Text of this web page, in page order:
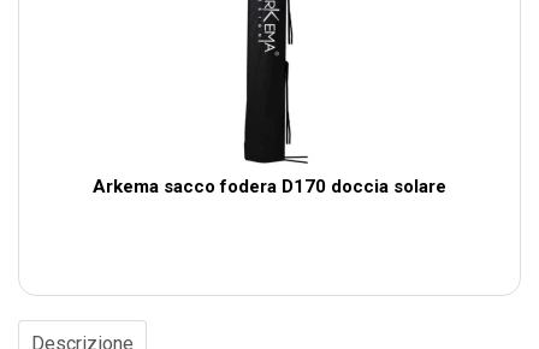
Arkema sacco fodera D170 doccia solare
Descrizione